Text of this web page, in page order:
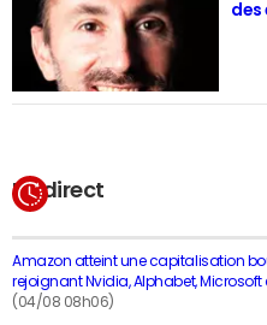
En direct
Amazon atteint une capitalisation
rejoignant Nvidia, Alphabet, Microsoft
(04/08 08h06)
des